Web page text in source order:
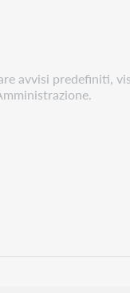
avvisi predefiniti,